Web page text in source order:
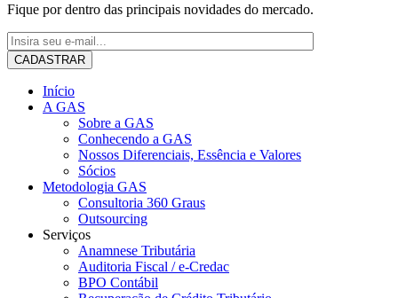
Fique por dentro das principais novidades do mercado.
Início
A GAS
Sobre a GAS
Conhecendo a GAS
Nossos Diferenciais, Essência e Valores
Sócios
Metodologia GAS
Consultoria 360 Graus
Outsourcing
Serviços
Anamnese Tributária
Auditoria Fiscal / e-Credac
BPO Contábil